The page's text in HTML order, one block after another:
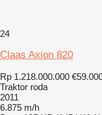
24
Claas Axion 820
Rp 1.218.000.000
Traktor roda
2011
6.875 m/h